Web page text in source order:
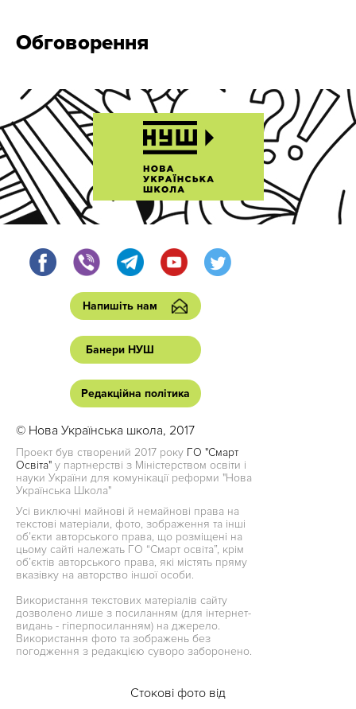
Обговорення
Напишіть нам
Банери НУШ
Редакційна політика
© Нова Українська школа, 2017
Проект був створений 2017 року ГО "Смарт
Освіта" у партнерстві з Міністерством освіти і
науки України для комунікації реформи "Нова
Українська Школа"
Усі виключні майнові й немайнові права на
текстові матеріали, фото, зображення та інші
об’єкти авторського права, що розміщені на
цьому сайті належать ГО “Смарт освіта”, крім
об’єктів авторського права, які містять пряму
вказівку на авторство іншої особи.
Використання текстових матеріалів сайту
дозволено лише з посиланням (для інтернет-
видань - гіперпосиланням) на джерело.
Використання фото та зображень без
погодження з редакцією суворо заборонено.
Стокові фото від